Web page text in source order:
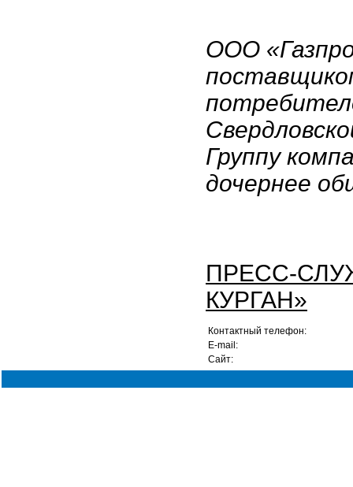
ООО
Группу
дочернее
ПРЕСС-
КУРГАН»
Контактный телефон:
Е-mail:
Сайт: